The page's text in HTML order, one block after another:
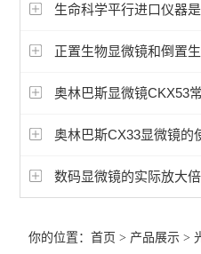
显微镜相机
徕卡Mateo TL倒置数字显微
孚约显微镜摄像头相机
蔡司Axioscope 7光学显微镜
相差显微镜
生命科学平行进口仪器是
正置生物显微镜和倒置
奥林巴斯显微镜CKX53
奥林巴斯CX33显微镜的
数码显微镜的实际放大
你的位置：首页 > 产品展示 >